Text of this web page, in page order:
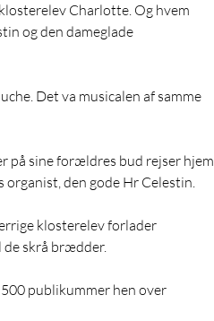
Charlotte. Og hvem
og den dameglade
Det va musicalen af samme
på sine forældres bud rejser hjem
organist, den gode Hr Celestin.
klosterelev forlader
de skrå brædder.
publikummer hen over